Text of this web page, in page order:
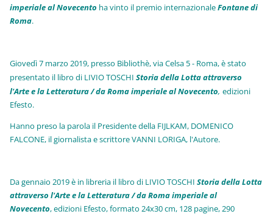
imperiale al Novecento ha vinto il premio internazionaleFontane di
Roma.
Giovedì 7 marzo 2019, presso Bibliothè, via Celsa 5 - Roma, è stato
presentato il libro di LIVIO TOSCHIStoria della Lotta attraverso
l'Arte e la Letteratura / da Roma imperiale al Novecento, edizioni
Efesto.
Hanno preso la parola il Presidente della FIJLKAM, DOMENICO
FALCONE, il giornalista e scrittore VANNI LORIGA, l'Autore.
Da gennaio 2019 è in libreria il libro di LIVIO TOSCHIStoria della Lotta
attraverso l'Arte e la Letteratura / da Roma imperiale al
Novecento, edizioni Efesto, formato 24x30 cm, 128 pagine, 290